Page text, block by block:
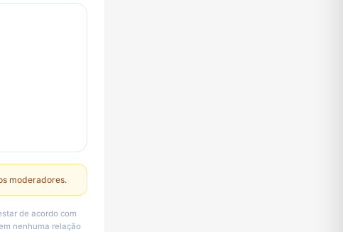
moderadores.
de acordo com
nenhuma relação